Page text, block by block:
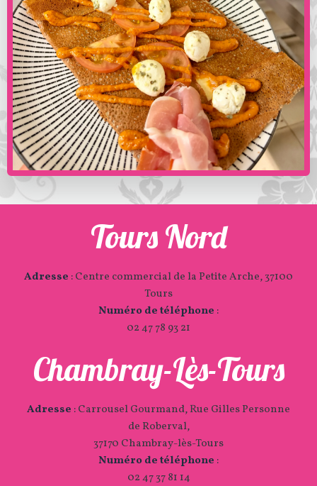
Tours Nord
Adresse :Centre commercial de la Petite Arche, 37100
Tours
Numéro de téléphone :
02 47 78 93 21
Chambray-Lès-Tours
Adresse :Carrousel Gourmand, Rue Gilles Personne
de Roberval,
37170 Chambray-lès-Tours
Numéro de téléphone :
02 47 37 81 14